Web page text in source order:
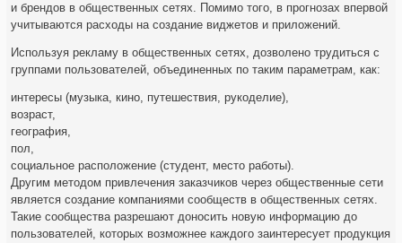
и брендов в общественных сетях. Помимо того, в прогнозах впервой
учитываются расходы на создание виджетов и приложений.
Используя рекламу в общественных сетях, дозволено трудиться с
группами пользователей, объединенных по таким параметрам, как:
интересы (музыка, кино, путешествия, рукоделие),
возраст,
география,
пол,
социальное расположение (студент, место работы).
Другим методом привлечения заказчиков через общественные сети
является создание компаниями сообществ в общественных сетях.
Такие сообщества разрешают доносить новую информацию до
пользователей, которых возможнее каждого заинтересует продукция